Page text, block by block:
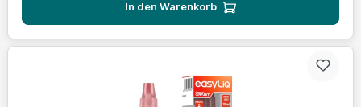
In den Warenkorb